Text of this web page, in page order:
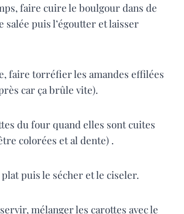
faire cuire le boulgour dans de
salée puis l’égoutter et laisser
faire torréfier les amandes effilées
car ça brûle vite).
du four quand elles sont cuites
colorées et al dente) .
puis le sécher et le ciseler.
mélanger les carottes avec le